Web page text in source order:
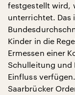
festgestellt wird,
unterrichtet. Das
Kinder in die
Ermessen einer
Schulleitung und
Einfluss
Saarbrücker